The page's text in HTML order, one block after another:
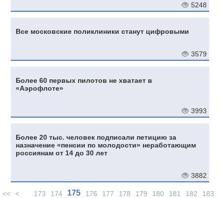
5248
Все московские поликлиники станут цифровыми
3579
Более 60 первых пилотов не хватает в
«Аэрофлоте»
3993
Более 20 тыс. человек подписали петицию за
назначение «пенсии по молодости» неработающим
россиянам от 14 до 30 лет
3882
<< < 173 174 175 176 177 178 179 180 181 182
183